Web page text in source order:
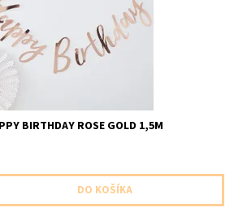
BIRTHDAY ROSE GOLD 1,5M